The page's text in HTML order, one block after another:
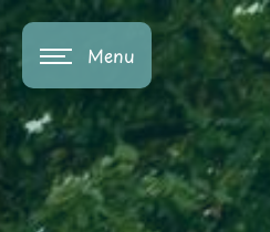
Menu
Panneau de gestion des cookies